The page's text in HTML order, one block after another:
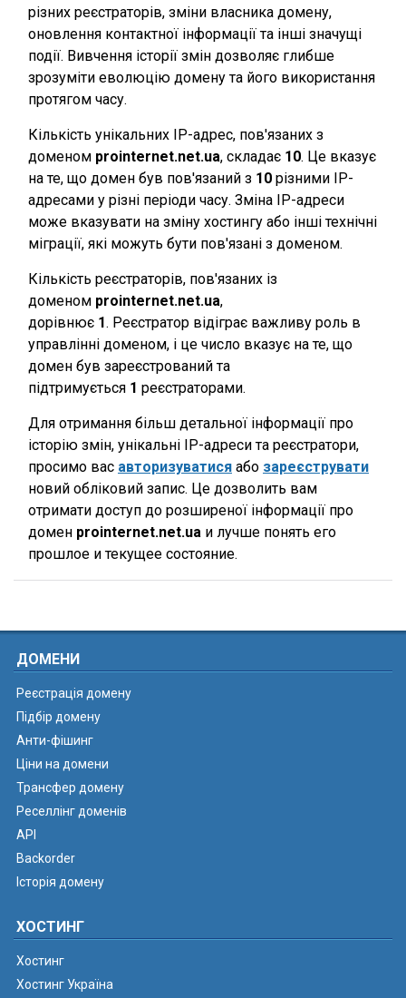
різних реєстраторів, зміни власника домену,
оновлення контактної інформації та інші значущі
події. Вивчення історії змін дозволяє глибше
зрозуміти еволюцію домену та його використання
протягом часу.
Кількість унікальних IP-адрес, пов'язаних з
доменом prointernet.net.ua, складає 10. Це вказує
на те, що домен був пов'язаний з 10 різними IP-
адресами у різні періоди часу. Зміна IP-адреси
може вказувати на зміну хостингу або інші технічні
міграції, які можуть бути пов'язані з доменом.
Кількість реєстраторів, пов'язаних із
доменом prointernet.net.ua,
дорівнює 1. Реєстратор відіграє важливу роль в
управлінні доменом, і це число вказує на те, що
домен був зареєстрований та
підтримується 1 реєстраторами.
Для отримання більш детальної інформації про
історію змін, унікальні IP-адреси та реєстратори,
просимо вас авторизуватися або зареєструвати
новий обліковий запис. Це дозволить вам
отримати доступ до розширеної інформації про
домен prointernet.net.ua и лучше понять его
прошлое и текущее состояние.
ДОМЕНИ
Реєстрація домену
Підбір домену
Анти-фішинг
Ціни на домени
Трансфер домену
Реселлінг доменів
API
Backorder
Історія домену
ХОСТИНГ
Хостинг
Хостинг Україна